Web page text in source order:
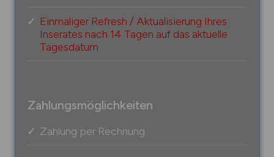
Einmaliger Refresh / Aktualisierung Ihres
Inserates nach 14 Tagen auf das aktuelle
Tagesdatum
Zahlungsmöglichkeiten
Zahlung per Rechnung